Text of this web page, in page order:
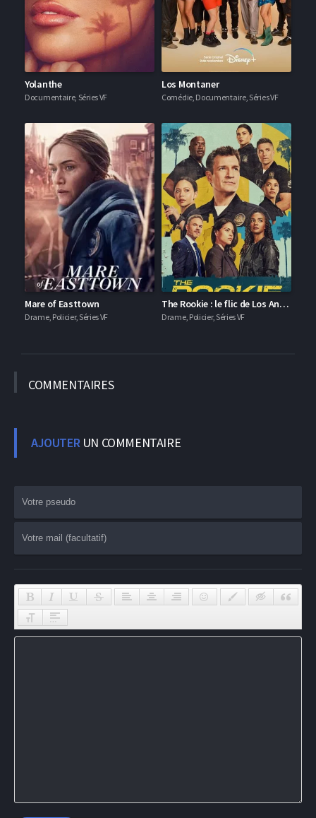
Yolanthe
Documentaire, Séries VF
Los Montaner
Comédie, Documentaire, Séries VF
Mare of Easttown
Drame, Policier, Séries VF
The Rookie : le flic de Los Angeles
Drame, Policier, Séries VF
COMMENTAIRES
AJOUTERUN COMMENTAIRE